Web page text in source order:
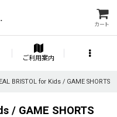
カート
ご利用案内
BRISTOL for Kids / GAME SHORTS
/ GAME SHORTS